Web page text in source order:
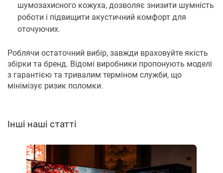
шумозахисного кожуха, дозволяє знизити шумність
роботи і підвищити акустичний комфорт для
оточуючих.
Роблячи остаточний вибір, завжди враховуйте якість
збірки та бренд. Відомі виробники пропонують моделі
з гарантією та тривалим терміном служби, що
мінімізує ризик поломки.
Інші наші статті